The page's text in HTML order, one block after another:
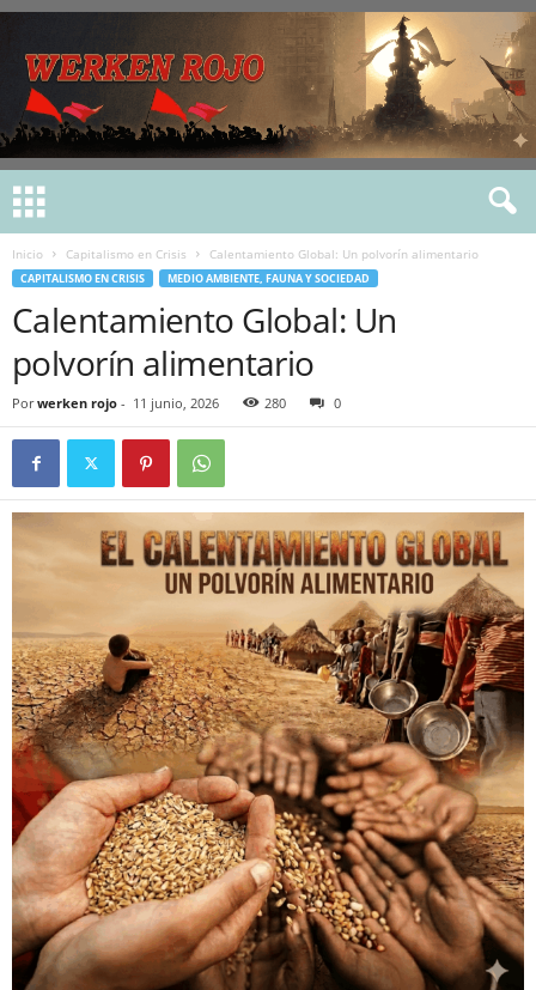
Inicio Capitalismo en Crisis Calentamiento Global: Un polvorín alimentario
CAPITALISMO EN CRISIS MEDIO AMBIENTE, FAUNA Y SOCIEDAD
Calentamiento Global: Un
polvorín alimentario
Por werken rojo - 11 junio, 2026 280 0